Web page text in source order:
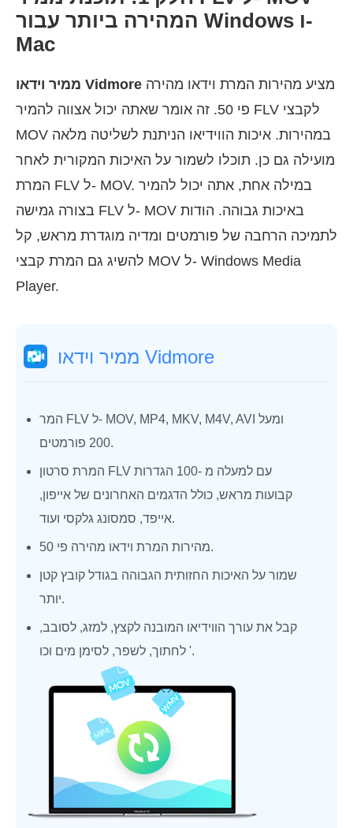
המהירה ביותר עבור Windows ו-
Mac
ממיר וידאו Vidmore
פי 50. זה אומר שאתה יכול אצווה להמיר FLV לקבצי
MOV במהירות. איכות הווידיאו הניתנת לשליטה מלאה
מועילה גם כן. תוכלו לשמור על האיכות המקורית לאחר
המרת FLV ל- MOV. במילה אחת, אתה יכול להמיר
בצורה גמישה FLV ל- MOV באיכות גבוהה. הודות
לתמיכה הרחבה של פורמטים ומדיה מוגדרת מראש, קל
להשיג גם המרת קבצי MOV ל- Windows Media
Player.
ממיר וידאו Vidmore
המר FLV ל- MOV, MP4, MKV, M4V, AVI ומעל
200 פורמטים.
המרת סרטון FLV עם למעלה מ -100 הגדרות
קבועות מראש, כולל הדגמים האחרונים של אייפון,
אייפד, סמסונג גלקסי ועוד.
מהירות המרת וידאו מהירה פי 50.
שמור על האיכות החזותית הגבוהה בגודל קובץ קטן
יותר.
קבל את עורך הווידיאו המובנה לקצץ, למזג, לסובב,
לחתוך, לשפר, לסימן מים וכו '.